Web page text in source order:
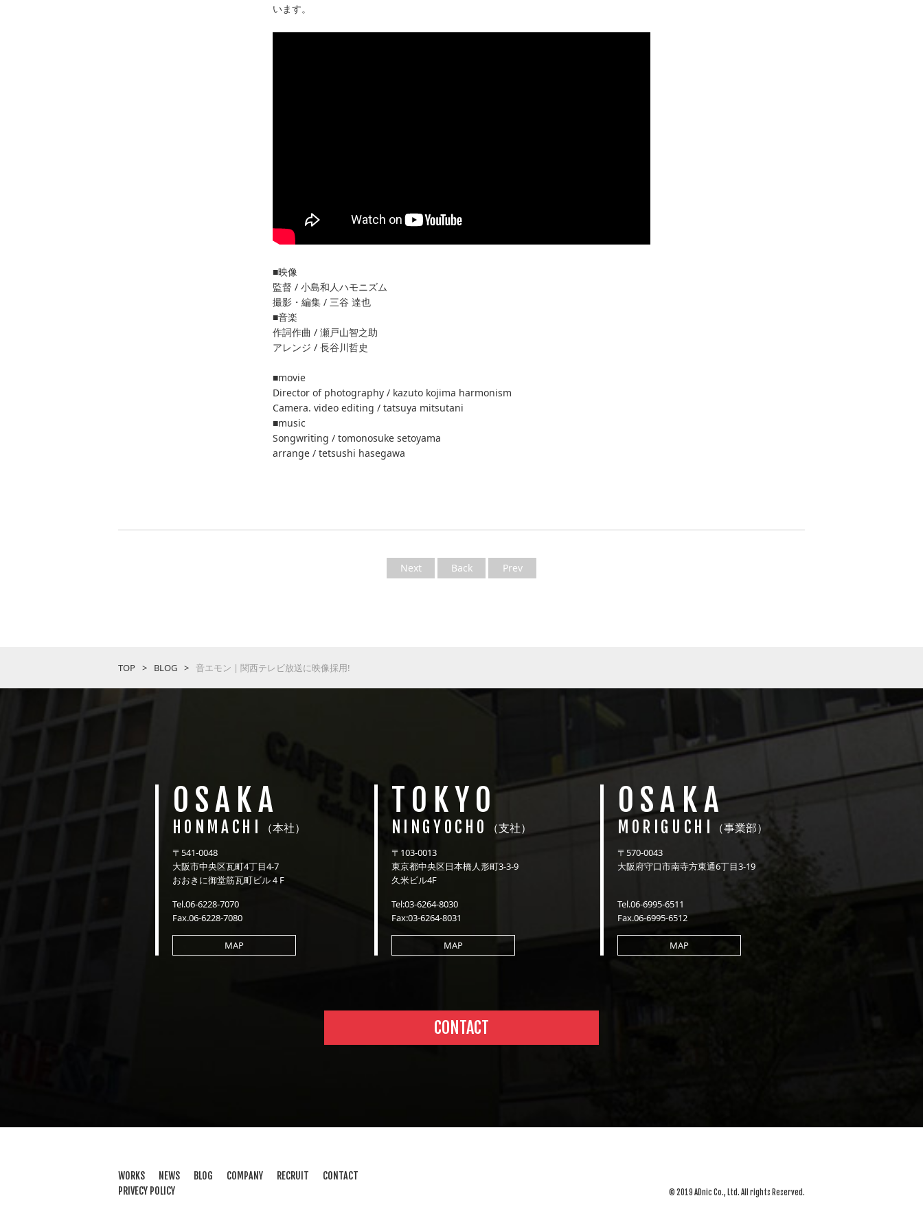
います。
■映像
監督 / 小島和人ハモニズム
撮影・編集 / 三谷 達也
■音楽
作詞作曲 / 瀬戸山智之助
アレンジ / 長谷川哲史
■movie
Director of photography / kazuto kojima harmonism
Camera. video editing / tatsuya mitsutani
■music
Songwriting / tomonosuke setoyama
arrange / tetsushi hasegawa
Next Back Prev
TOP BLOG 音エモン | 関西テレビ放送に映像採用!
OSAKA
HONMACHI （本社）
〒541-0048
大阪市中央区瓦町4丁目4-7
おおきに御堂筋瓦町ビル４F
Tel.06-6228-7070
Fax.06-6228-7080
MAP
TOKYO
NINGYOCHO （支社）
〒103-0013
東京都中央区日本橋人形町3-3-9
久米ビル4F
Tel:03-6264-8030
Fax:03-6264-8031
MAP
OSAKA
MORIGUCHI （事業部）
〒570-0043
大阪府守口市南寺方東通6丁目3-19
Tel.06-6995-6511
Fax.06-6995-6512
MAP
CONTACT
WORKS NEWS BLOG COMPANY RECRUIT
CONTACT
PRIVECY POLICY
© 2019 ADnic Co., Ltd. All rights Reserved.